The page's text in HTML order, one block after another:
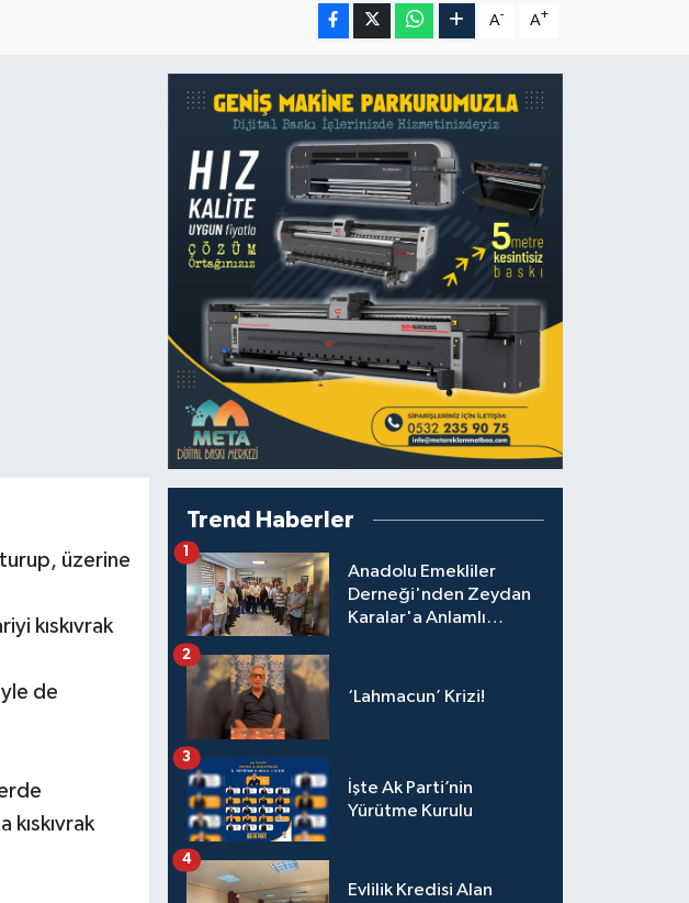
A- A+
üzerine
kıskıvrak
de
kıskıvrak
Trend Haberler
Anadolu Emekliler
Derneği'nden Zeydan
Karalar'a Anlamlı
1
‘Lahmacun’ Krizi!
2
İşte Ak Parti’nin
Yürütme Kurulu
3
Evlilik Kredisi Alan
4